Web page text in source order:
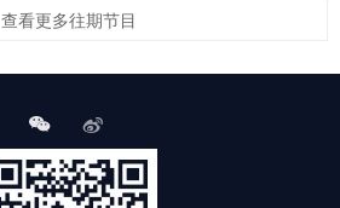
查看更多往期节目